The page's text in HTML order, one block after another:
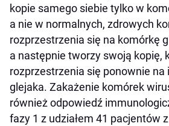
kopie samego siebie tylko w
a nie w normalnych, zdrowych
rozprzestrzenia się na komórkę
a następnie tworzy swoją kopię,
rozprzestrzenia się ponownie na
glejaka. Zakażenie komórek
również odpowiedź
fazy 1 z udziałem 41 pacjentów